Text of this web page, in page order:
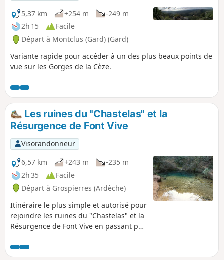
5,37 km
+254 m
-249 m
2h 15
Facile
Départ à Montclus (Gard) (Gard)
Variante rapide pour accéder à un des plus beaux points de
vue sur les Gorges de la Cèze.
Les ruines du "Chastelas" et la
Résurgence de Font Vive
Visorandonneur
6,57 km
+243 m
-235 m
2h 35
Facile
Départ à Grospierres (Ardèche)
Itinéraire le plus simple et autorisé pour
rejoindre les ruines du "Chastelas" et la
Résurgence de Font Vive en passant par
haut du village.